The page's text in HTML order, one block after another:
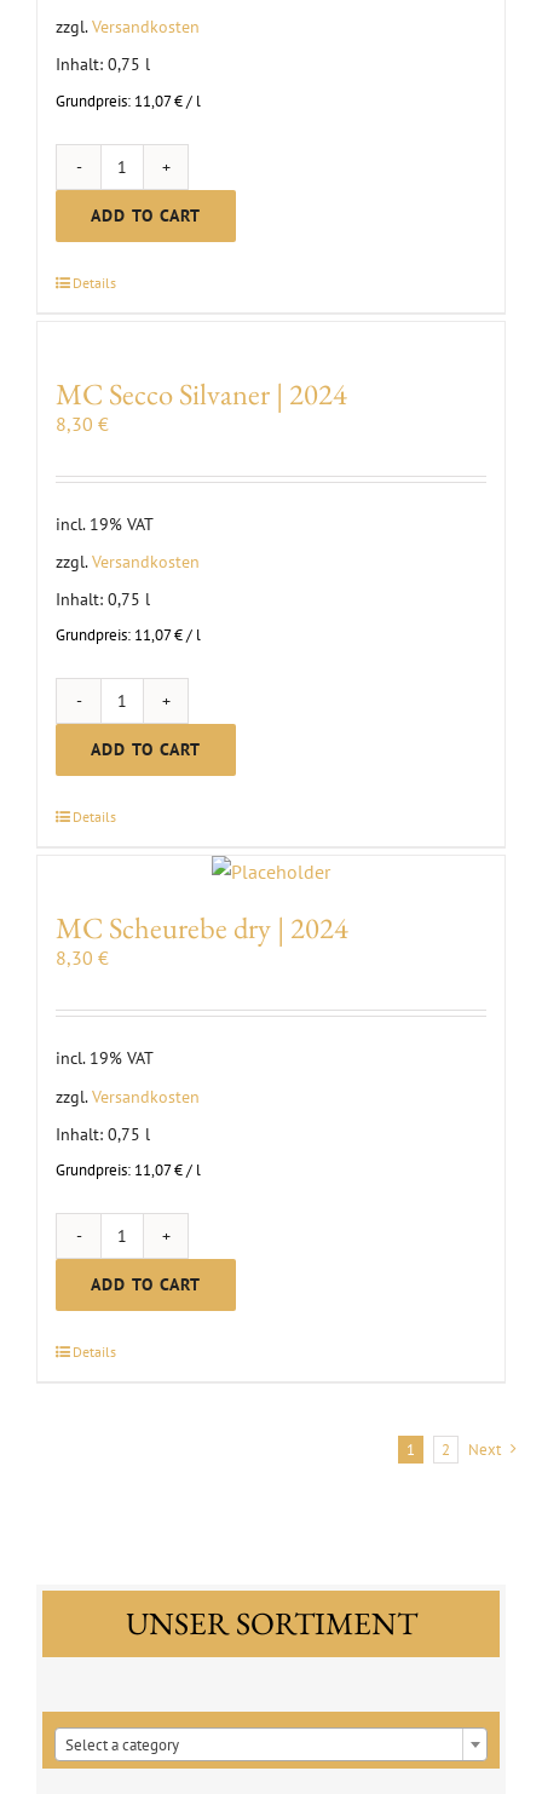
zzgl.Versandkosten
Inhalt: 0,75 l
Grundpreis: 11,07€/ l
MC
Riesling
Dry
ADD TO CART
Details
MC Secco Silvaner | 2024
8,30 €
incl. 19% VAT
zzgl.Versandkosten
Inhalt: 0,75 l
Grundpreis: 11,07€/ l
MC
Secco
Silvaner
ADD TO CART
Details
MC Scheurebe dry | 2024
8,30 €
incl. 19% VAT
zzgl.Versandkosten
Inhalt: 0,75 l
Grundpreis: 11,07€/ l
MC
Scheurebe
dry
ADD TO CART
Details
1 2 Next
UNSER SORTIMENT
Select a category